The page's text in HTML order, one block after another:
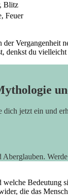
Blitz
‍Feuer
Vergangenheit
⁢denkst du
jetzt ein und
Bedeutung
⁢die das